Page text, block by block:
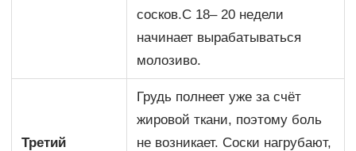
сосков.С 18– 20 недели
начинает вырабатываться
молозиво.
Третий
Грудь полнеет уже за счёт
жировой ткани, поэтому боль
не возникает. Соски нагрубают,